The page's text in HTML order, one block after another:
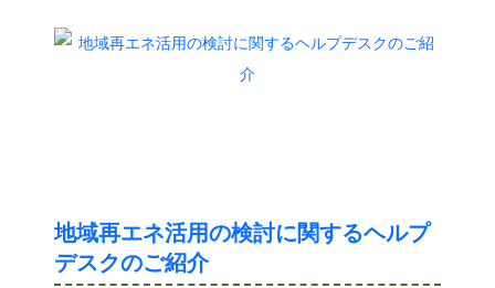
地域再エネ活用の検討に関するヘルプ
デスクのご紹介